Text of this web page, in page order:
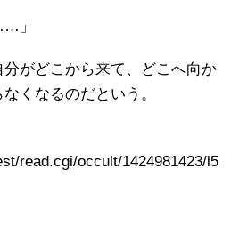
」
がどこから来て、どこへ向か
くなるのだという。
read.cgi/occult/1424981423/l5